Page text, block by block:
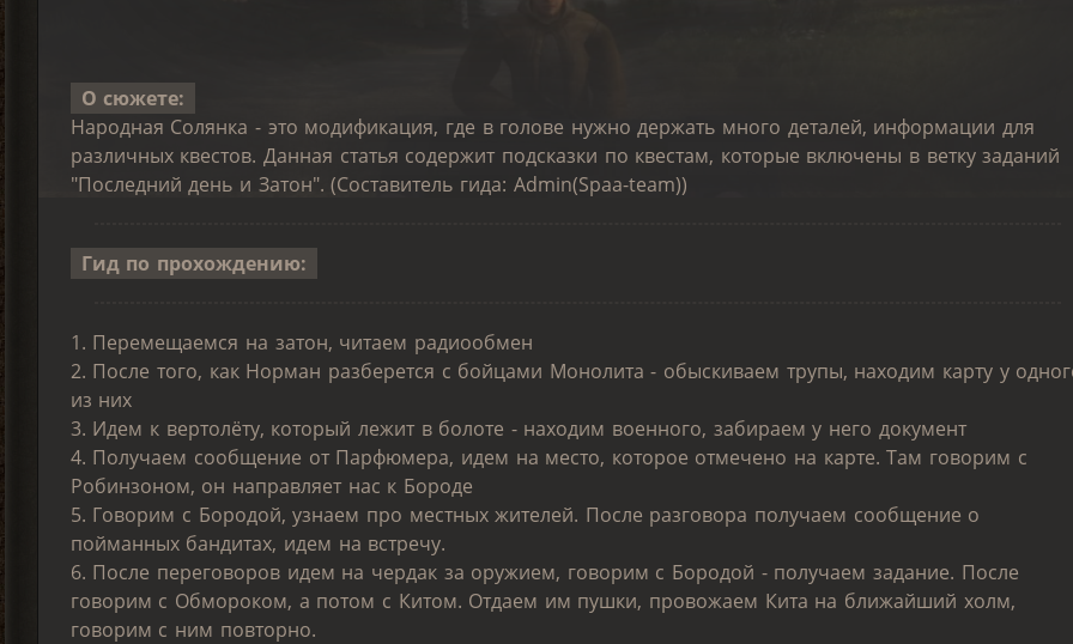
О сюжете:
Народная Солянка - это модификация, где в голове нужно держать много деталей, информации для
различных квестов. Данная статья содержит подсказки по квестам, которые включены в ветку заданий
"Последний день и Затон". (Составитель гида: Admin(Spaa-team))
Гид по прохождению:
1. Перемещаемся на затон, читаем радиообмен
2. После того, как Норман разберется с бойцами Монолита - обыскиваем трупы, находим карту у
из них
3. Идем к вертолёту, который лежит в болоте - находим военного, забираем у него документ
4. Получаем сообщение от Парфюмера, идем на место, которое отмечено на карте. Там говорим с
Робинзоном, он направляет нас к Бороде
5. Говорим с Бородой, узнаем про местных жителей. После разговора получаем сообщение о
пойманных бандитах, идем на встречу.
6. После переговоров идем на чердак за оружием, говорим с Бородой - получаем задание. После
говорим с Обмороком, а потом с Китом. Отдаем им пушки, провожаем Кита на ближайший холм,
говорим с ним повторно.